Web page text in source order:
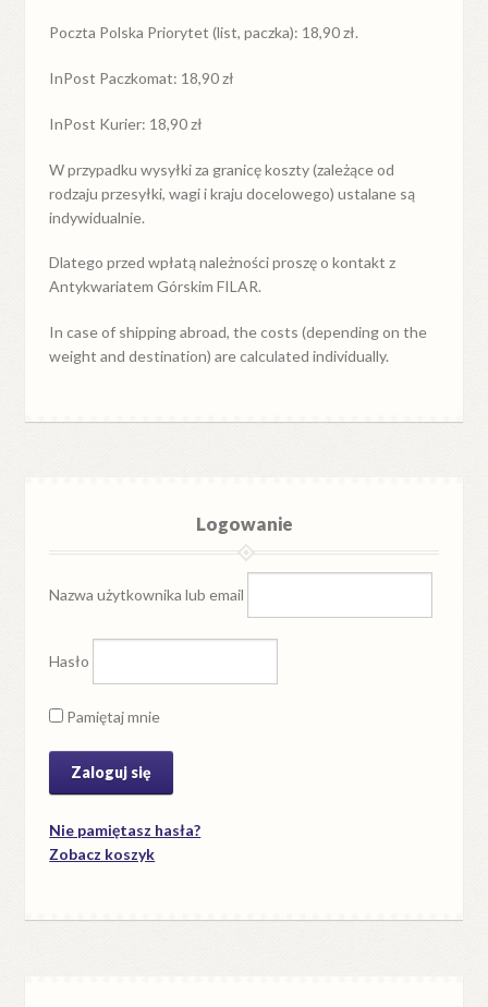
Poczta Polska Priorytet (list, paczka): 18,90 zł.
InPost Paczkomat: 18,90 zł
InPost Kurier: 18,90 zł
W przypadkuwysyłkiza granicękoszty (zależące od
rodzaju przesyłki, wagi i kraju docelowego) ustalane są
indywidualnie.
Dlatego przed wpłatą należności proszę o kontakt z
Antykwariatem Górskim FILAR.
In case of shipping abroad, the costs (depending on the
weight and destination) are calculated individually.
Logowanie
Nazwa użytkownika lub email
Hasło
Pamiętaj mnie
Nie pamiętasz hasła?
Zobacz koszyk